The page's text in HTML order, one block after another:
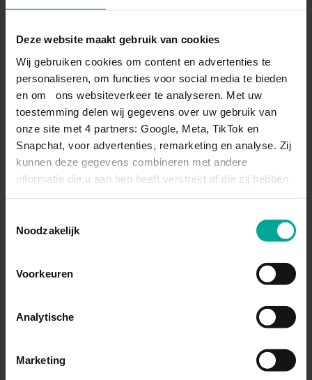
Deze website maakt gebruik van cookies
Wij gebruiken cookies om content en advertenties te
personaliseren, om functies voor social media te bieden
en om ons websiteverkeer te analyseren. Met uw
toestemming delen wij gegevens over uw gebruik van
onze site met 4 partners: Google, Meta, TikTok en
Snapchat, voor advertenties, remarketing en analyse. Zij
kunnen deze gegevens combineren met andere
informatie die u aan hen heeft verstrekt of die zij hebben
Noodzakelijk
Voorkeuren
Analytische
Marketing